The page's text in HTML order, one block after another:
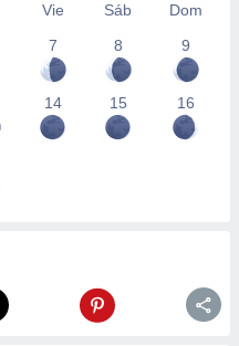
Vie Sáb
Dom
7
8 9
14 15 16